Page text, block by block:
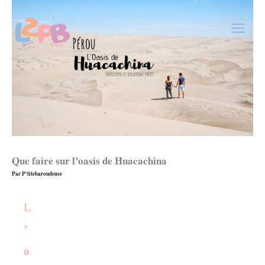
contenu
Que faire sur l’oasis de Huacachina
ParP'titebaroudeuse
L
’
o